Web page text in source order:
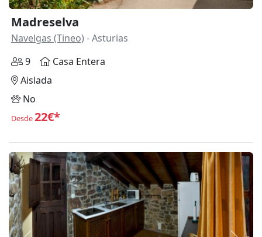
Madreselva
Navelgas (Tineo) - Asturias
9
Casa Entera
Aislada
No
Desde22€*